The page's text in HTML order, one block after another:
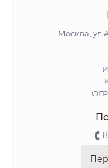
Москва, ул